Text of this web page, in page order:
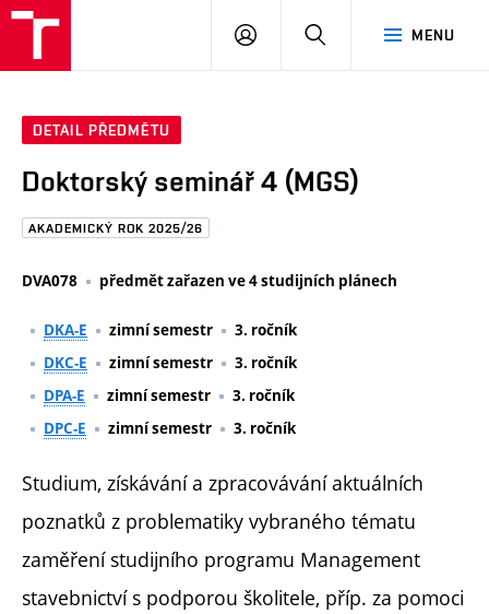
Brno
MENU
PŘIHLÁSIT
DETAIL PŘEDMĚTU
Doktorský seminář 4 (MGS)
AKADEMICKÝ ROK 2025/26
DVA078 předmět zařazen ve 4 studijních plánech
DKA-E zimní semestr
3. ročník
DKC-E
zimní semestr
3. ročník
DPA-E
zimní semestr
3. ročník
DPC-E
zimní semestr 3. ročník
Studium, získávání a zpracovávání aktuálních
poznatků z problematiky vybraného tématu
zaměření studijního programu Management
stavebnictví s podporou školitele, příp. za pomoci